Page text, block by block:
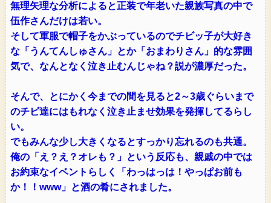
無理矢理な分析によると正装で年老いた親族写真の中で
伍作さんだけは若い。
そして軍服で帽子をかぶっているのでチビッ子が大好き
な「うんてんしゅさん」とか「おまわりさん」的な雰囲
気で、なんとなく泣き止むんじゃね？説が濃厚だった。
そんで、とにかく今までの間を見ると2～3歳ぐらいまで
のチビ達にはもれなく泣き止ませ効果を発揮してるらし
い。
でもみんな少し大きくなるとすっかり忘れるのも共通。
俺の「え？え？オレも？」という反応も、親戚の中では
お約束なイベントらしく「わっはっは！やっぱお前も
か！！www」と酒の肴にされました。